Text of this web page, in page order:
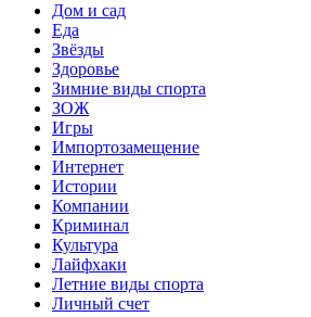
Дом и сад
Еда
Звёзды
Здоровье
Зимние виды спорта
ЗОЖ
Игры
Импортозамещение
Интернет
Истории
Компании
Криминал
Культура
Лайфхаки
Летние виды спорта
Личный счет